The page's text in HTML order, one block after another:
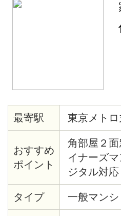
最寄駅 東京メト
おすすめ
ポイント
角部屋２
イナーズ
ジタル対応
タイプ 一般マン